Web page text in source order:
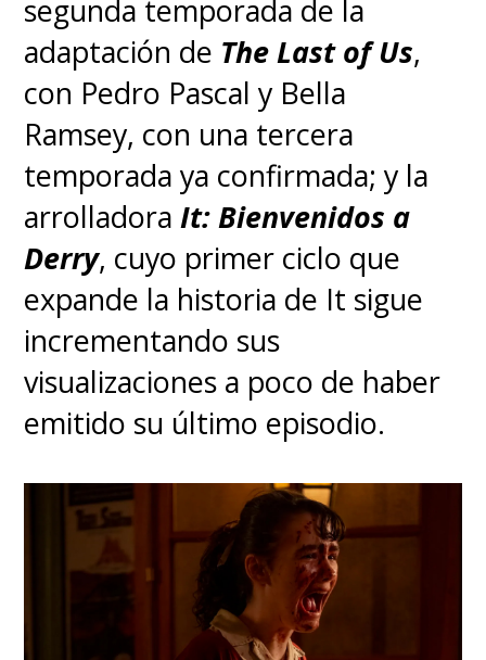
este tipo de papel, también
debes encontrar una manera de
empatizar ydesde luego sabía
que quería mostrar las partes
más dañadas de Abby, porque
creo que eso es lo que
realmente la hace ser quien
es y explica su ira y su rabia
aseveró.
segunda temporada de la
adaptación de The Last of Us,
con Pedro Pascal y Bella
Ramsey, con una tercera
temporada ya confirmada; y la
arrolladoraIt: Bienvenidos a
Derry, cuyo primer ciclo que
expande la historia de It sigue
incrementando sus
visualizaciones a poco de haber
emitido su último episodio.